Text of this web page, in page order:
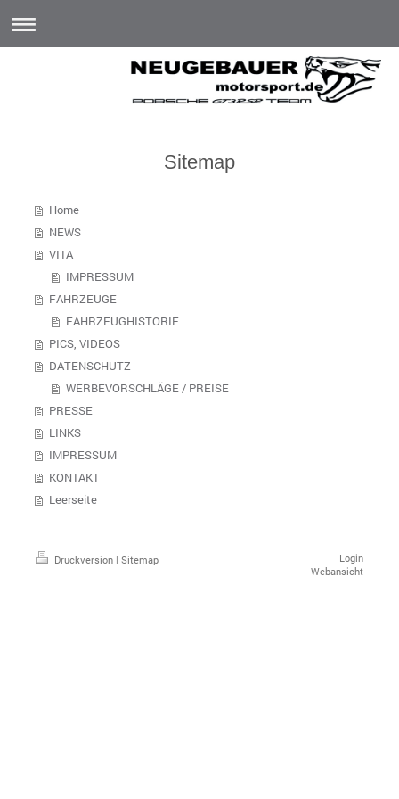
Sitemap
Home
NEWS
VITA
IMPRESSUM
FAHRZEUGE
FAHRZEUGHISTORIE
PICS, VIDEOS
DATENSCHUTZ
WERBEVORSCHLÄGE / PREISE
PRESSE
LINKS
IMPRESSUM
KONTAKT
Leerseite
Druckversion | Sitemap
Login
Webansicht